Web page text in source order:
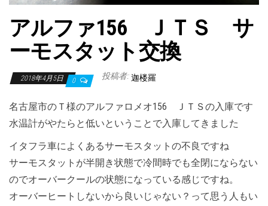
アルファ156 ＪＴＳ サ
ーモスタット交換
2018年4月5日 0 投稿者: 迦楼羅
名古屋市のＴ様のアルファロメオ156 ＪＴＳの入庫です
水温計がやたらと低いということで入庫してきました
イタフラ車によくあるサーモスタットの不良ですね
サーモスタットが半開き状態で冷間時でも全閉にならない
のでオーバークールの状態になっている感じですね。
オーバーヒートしないから良いじゃない？って思う人もい